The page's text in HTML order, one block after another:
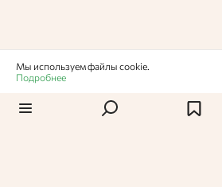
Статьи / Новости
Мы используем файлы cookie.
Подробнее